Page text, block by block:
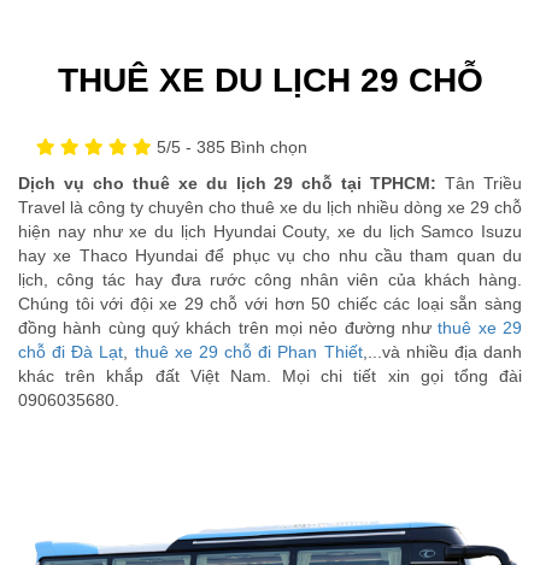
THUÊ XE DU LỊCH 29 CHỖ
5/5 - 385 Bình chọn
Dịch vụ cho thuê xe du lịch 29 chỗ tại TPHCM: Tân Triều
Travel là công ty chuyên cho thuê xe du lịch nhiều dòng xe 29 chỗ
hiện nay như xe du lịch Hyundai Couty, xe du lịch Samco Isuzu
hay xe Thaco Hyundai để phục vụ cho nhu cầu tham quan du
lịch, công tác hay đưa rước công nhân viên của khách hàng.
Chúng tôi với đội xe 29 chỗ với hơn 50 chiếc các loại sẵn sàng
đồng hành cùng quý khách trên mọi nẻo đường nhưthuê xe 29
chỗ đi Đà Lạt
thuê xe 29 chỗ đi Phan Thiết,...và nhiều địa danh
khác trên khắp đất Việt Nam. Mọi chi tiết xin gọi tổng đài
0906035680.